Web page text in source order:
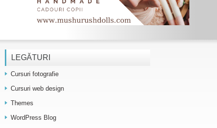
LEGĂTURI
Cursuri fotografie
Cursuri web design
Themes
WordPress Blog